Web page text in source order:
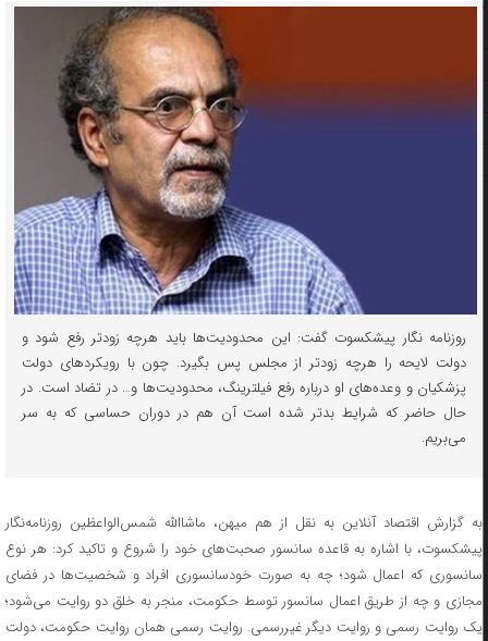
روزنامه نگار پیشکسوت گفت: این محدودیت‌ها باید هرچه زودتر رفع شود و
دولت لایحه را هرچه زودتر از مجلس پس بگیرد. چون با رویکردهای دولت
پزشکیان و وعده‌های او درباره رفع فیلترینگ، محدودیت‌ها و… در تضاد است. در
حال حاضر که شرایط بدتر شده است آن هم در دوران حساسی که به سر
می‌بریم.
به گزارش اقتصاد آنلاین به نقل از هم میهن، ماشاالله شمس‌الواعظین روزنامه‌نگار
پیشکسوت، با اشاره به قاعده سانسور صحبت‌های خود را شروع و تاکید کرد: هر نوع
سانسوری که اعمال شود؛ چه به صورت خودسانسوری افراد و شخصیت‌ها در فضای
مجازی و چه از طریق اعمال سانسور توسط حکومت، منجر به خلق دو روایت می‌شود؛
یک روایت رسمی و روایت دیگر غیررسمی. روایت رسمی همان روایت حکومت، دولت